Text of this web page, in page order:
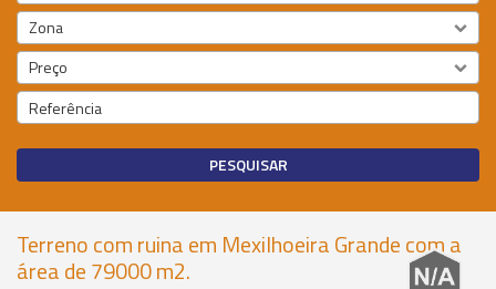
Zona
Preço
Terreno com ruina em Mexilhoeira Grande com a
área de 79000 m2.